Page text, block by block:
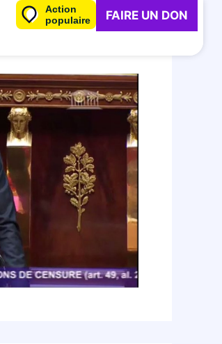
Action
populaire
FAIRE UN DON